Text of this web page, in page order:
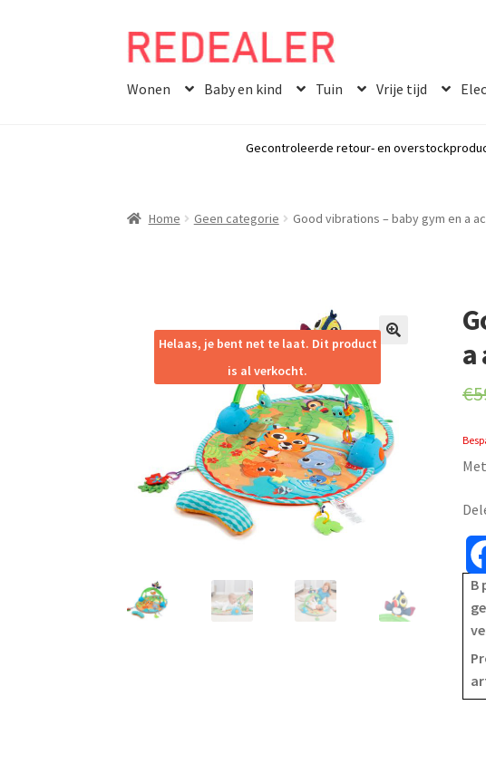
Skip
navigation
Skip
content
Wonen Baby en kind Tuin Vrije tijd
Gecontroleerde retour- en
Home Geen categorie Good vibrations – baby gym en a
Helaas, je bent net te laat. Dit product
is al verkocht.
a
€
B